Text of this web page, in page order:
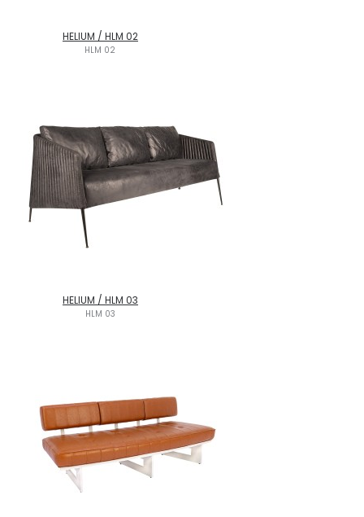
HELIUM / HLM 02
HLM 02
HELIUM / HLM 03
HLM 03